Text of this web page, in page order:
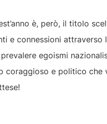
è, però, il titolo
e connessioni attraverso
egoismi
coraggioso e politico che